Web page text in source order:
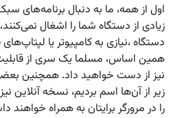
اول از همه، ما به دنبال برنامه‌های
زیادی از دستگاه شما را اشغال
دستگاه ،نیازی به کامپیوتر یا
همین اساس، مسلما یک سری از
نیز از دست خواهید داد. همچنین
زیر از آن‌ها اسم بردیم، نسخه آنلاین
را در مرورگر برایتان به همراه خواهند